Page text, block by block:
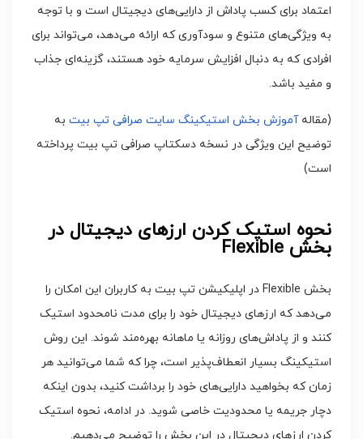
اعتماد برای کسب پاداش از دارایی‌های دیجیتال است و با توجه
به ویژگی‌های متنوع و سودآوری که ارائه می‌دهد، می‌تواند برای
افرادی که به دنبال افزایش سرمایه خود هستند، گزینه‌ای جذاب
و مفید باشد.
(مقالهآموزش بخش استیکینگ سایت صرافی تپ بیت به
توضیح این ویژگی در نسخه دسکتاپ صرافی تپ بیت پرداخته
است)
نحوه استیک کردن ارزهای دیجیتال در
بخش Flexible
بخش Flexible در اپلیکیشن تپ بیت به کاربران این امکان را
می‌دهد که ارزهای دیجیتال خود را برای مدت نامحدود استیک
کنند و از پاداش‌های روزانه یا ماهانه بهره‌مند شوند. این روش
استیکینگ بسیار انعطاف‌پذیر است، چرا که شما می‌توانید هر
زمان که بخواهید دارایی‌های خود را برداشت کنید، بدون اینکه
دچار جریمه یا محدودیت خاصی شوید. در ادامه، نحوه استیک
کردن ارزهای دیجیتال در این بخش را توضیح می‌دهیم.